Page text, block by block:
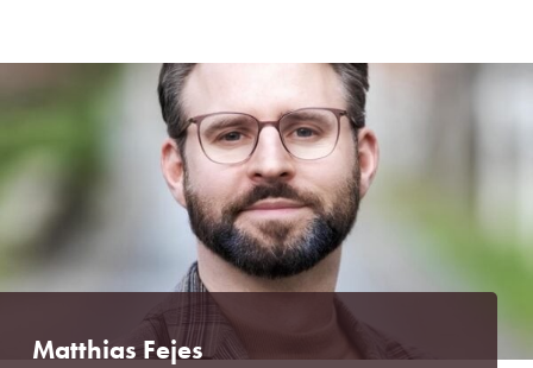
Matthias Fejes